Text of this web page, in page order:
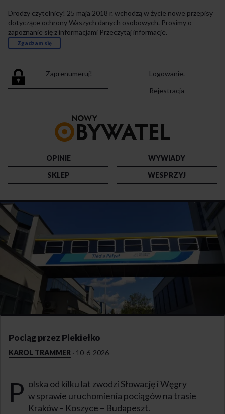
Drodzy czytelnicy! 25 maja 2018 r. wchodzą w życie nowe przepisy
dotyczące ochrony Waszych danych osobowych. Prosimy o
zapoznanie się z informacjami Przeczytaj informacje.
Zgadzam się
Zaprenumeruj!
Logowanie.
Rejestracja
strony
OPINIE
WYWIADY
SKLEP
WESPRZYJ
Pociąg przez Piekiełko
KAROL TRAMMER · 10-6-2026
P olska od kilku lat zwodzi Słowację i Węgry
w sprawie uruchomienia pociągów na trasie
Kraków – Koszyce – Budapeszt.